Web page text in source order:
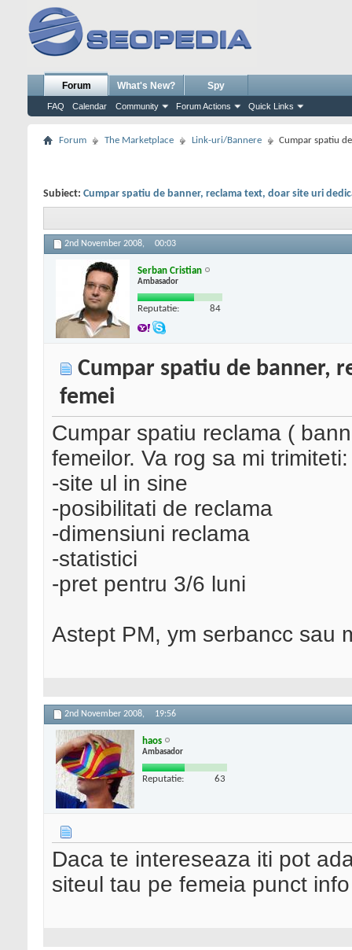
Forum
FAQ Calendar Community Forum Actions Quick Links
What's New? Spy
Forum The Marketplace Link-uri/Bannere Cumpar spatiu
Subiect: Cumpar spatiu de banner, reclama text, doar site uri
2nd November 2008, 00:03
Serban Cristian
Ambasador
Reputatie: 84
Cumpar spatiu de banner,
femei
Cumpar spatiu reclama (
femeilor. Va rog sa mi trimiteti:
-site ul in sine
-posibilitati de reclama
-dimensiuni reclama
-statistici
-pret pentru 3/6 luni
Astept PM, ym serbancc sau
2nd November 2008, 19:56
haos
Ambasador
Reputatie: 63
Daca te intereseaza iti pot
siteul tau pe femeia punct